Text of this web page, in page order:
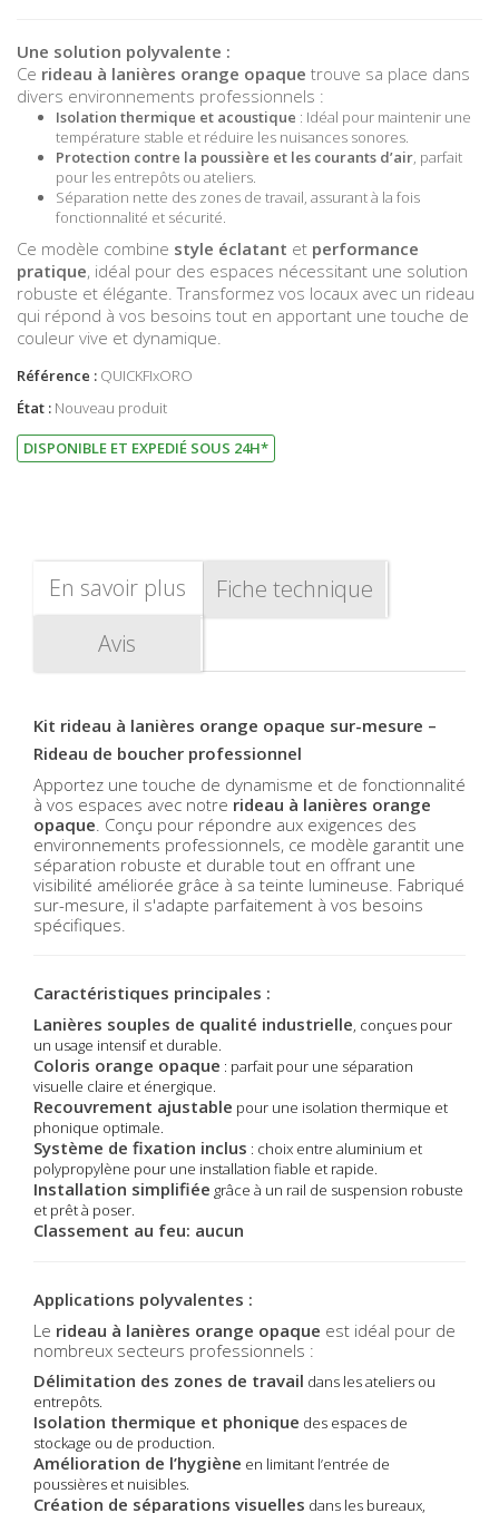
Une solution polyvalente :
Ce rideau à lanières orange opaque trouve sa place dans
divers environnements professionnels :
Isolation thermique et acoustique : Idéal pour maintenir une
température stable et réduire les nuisances sonores.
Protection contre la poussière et les courants d’air, parfait
pour les entrepôts ou ateliers.
Séparation nette des zones de travail, assurant à la fois
fonctionnalité et sécurité.
Ce modèle combine style éclatant et performance
pratique, idéal pour des espaces nécessitant une solution
robuste et élégante. Transformez vos locaux avec un rideau
qui répond à vos besoins tout en apportant une touche de
couleur vive et dynamique.
Référence : QUICKFIxORO
État : Nouveau produit
DISPONIBLE ET EXPEDIÉ SOUS 24H*
En savoir plus
Fiche technique
Avis
Kit rideau à lanières orange opaque sur-mesure –
Rideau de boucher professionnel
Apportez une touche de dynamisme et de fonctionnalité
à vos espaces avec notre rideau à lanières orange
opaque . Conçu pour répondre aux exigences des
environnements professionnels, ce modèle garantit une
séparation robuste et durable tout en offrant une
visibilité améliorée grâce à sa teinte lumineuse. Fabriqué
sur-mesure, il s'adapte parfaitement à vos besoins
spécifiques.
Caractéristiques principales :
Lanières souples de qualité industrielle, conçues pour
un usage intensif et durable.
Coloris orange opaque : parfait pour une séparation
visuelle claire et énergique.
Recouvrement ajustable pour une isolation thermique et
phonique optimale.
Système de fixation inclus : choix entre aluminium et
polypropylène pour une installation fiable et rapide.
Installation simplifiée grâce à un rail de suspension robuste
et prêt à poser.
Classement au feu: aucun
Applications polyvalentes :
Le rideau à lanières orange opaque est idéal pour de
nombreux secteurs professionnels :
Délimitation des zones de travail dans les ateliers ou
entrepôts.
Isolation thermique et phonique des espaces de
stockage ou de production.
Amélioration de l’hygiène en limitant l’entrée de
poussières et nuisibles.
Création de séparations visuelles dans les bureaux,